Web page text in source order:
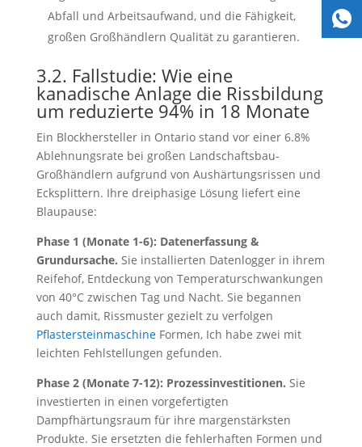
Abfall und Arbeitsaufwand, und die Fähigkeit,
großen Großhändlern Qualität zu garantieren.
3.2. Fallstudie: Wie eine
kanadische Anlage die Rissbildung
um reduzierte 94% in 18 Monate
Ein Blockhersteller in Ontario stand vor einer 6.8%
Ablehnungsrate bei großen Landschaftsbau-
Großhändlern aufgrund von Aushärtungsrissen und
Ecksplittern. Ihre dreiphasige Lösung liefert eine
Blaupause:
Phase 1 (Monate 1-6): Datenerfassung &
Grundursache. Sie installierten Datenlogger in ihrem
Reifehof, Entdeckung von Temperaturschwankungen
von 40°C zwischen Tag und Nacht. Sie begannen
auch damit, Rissmuster gezielt zu verfolgen
Pflastersteinmaschine Formen, Ich habe zwei mit
leichten Fehlstellungen gefunden.
Phase 2 (Monate 7-12): Prozessinvestitionen. Sie
investierten in einen vorgefertigten
Dampfhärtungsraum für ihre margenstärksten
Produkte. Sie ersetzten die fehlerhaften Formen und